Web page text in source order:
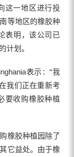
这一地区进行投
等地区的橡胶种
表明，该公司已
计划。
表示：“我
我们正在重新考
要收购橡胶种植
橡胶种植园除了
它益处。由于橡